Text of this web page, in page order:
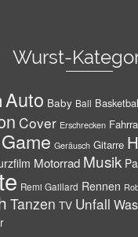
Wurst-
Auto Baby Ball
Cover Erschrecken
Game Geräusch Gitarre
Motorrad Musik
Remi Gaillard Rennen
Tanzen TV Unfall